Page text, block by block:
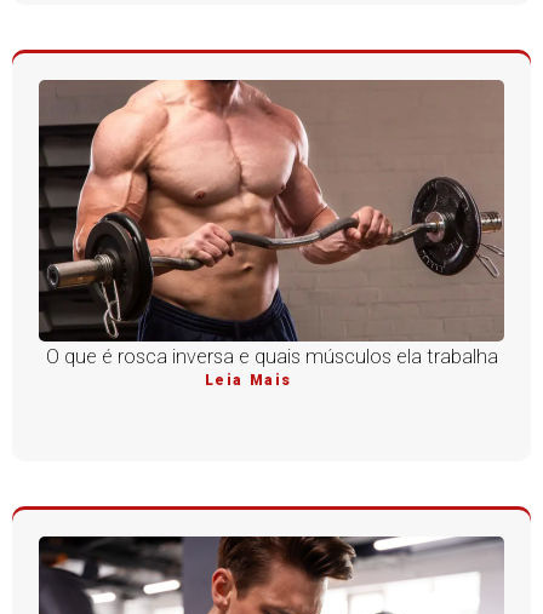
O que é rosca inversa e quais músculos ela trabalha
Leia Mais